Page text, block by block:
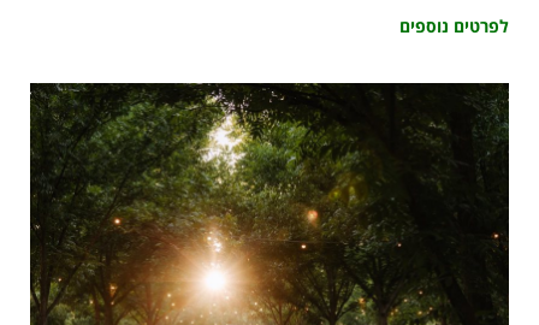
לפרטים נוספים